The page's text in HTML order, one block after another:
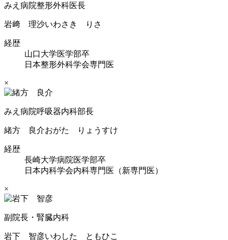
みえ病院整形外科医長
岩﨑 理沙いわさき りさ
経歴
山口大学医学部卒
日本整形外科学会専門医
×
みえ病院呼吸器内科部長
緒方 良介おがた りょうすけ
経歴
長崎大学病院医学部卒
日本内科学会内科専門医（新専門医）
×
副院長・腎臓内科
岩下 智彦いわした ともひこ